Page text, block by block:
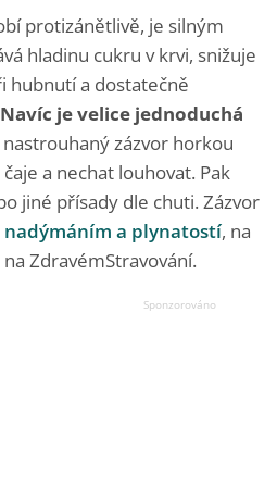
protizánětlivě, je silným
hladinu cukru v krvi, snižuje
hubnutí a dostatečně
Navíc je velice jednoduchá
nastrouhaný zázvor horkou
a nechat louhovat. Pak
jiné přísady dle chuti. Zázvor
nadýmáním a plynatostí, na
ZdravémStravování.